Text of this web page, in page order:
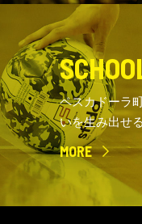
ペスカドーラ
いを生み出せ
MORE